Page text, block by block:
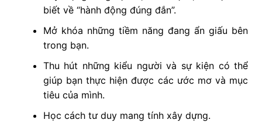
biết về “hành động đúng đắn”.
Mở khóa những tiềm năng đang ẩn giấu bên
trong bạn.
Thu hút những kiểu người và sự kiện có thể
giúp bạn thực hiện được các ước mơ và mục
tiêu của mình.
Học cách tư duy mang tính xây dựng.